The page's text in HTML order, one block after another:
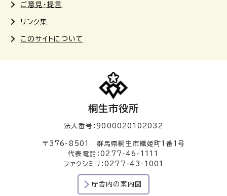
ご意見・提言
リンク集
このサイトについて
桐生市役所
法人番号：9000020102032
〒376-8501 群馬県桐生市織姫町1番1号
代表電話：0277-46-1111
ファクシミリ：0277-43-1001
庁舎内の案内図